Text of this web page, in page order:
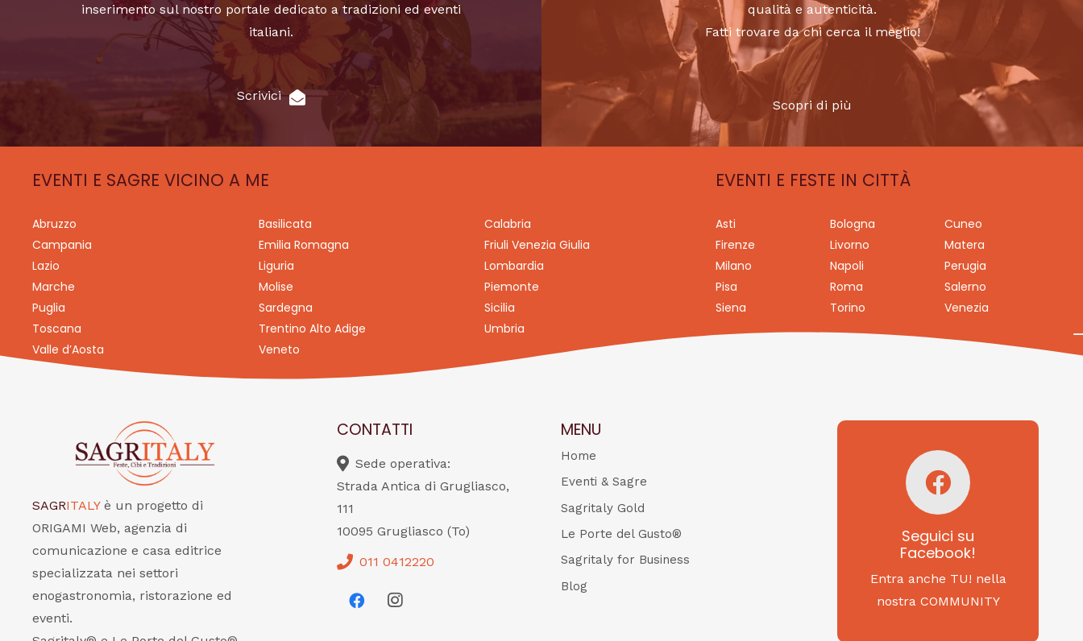
inserimento sul nostro portale dedicato a tradizioni ed eventi
italiani.
Scrivici
qualità e autenticità.
Fatti trovare da chi cerca il meglio!
Scopri di più
EVENTI E SAGRE VICINO A ME
Abruzzo Basilicata
Calabria
Campania
Emilia Romagna
Friuli Venezia Giulia
Lazio
Liguria
Lombardia
Marche
Molise
Piemonte
Puglia
Sardegna
Sicilia
Toscana
Trentino Alto Adige
Umbria
Valle d’Aosta
Veneto
EVENTI E FESTE IN CITTÀ
Asti Bologna
Cuneo
Firenze
Livorno
Matera
Milano
Napoli
Perugia
Pisa
Roma
Salerno
Siena
Torino Venezia
SAGRITALY è un progetto di
ORIGAMI Web, agenzia di
comunicazione e casa editrice
specializzata nei settori
enogastronomia, ristorazione ed
eventi.
CONTATTI
Sede operativa:
Strada Antica di Grugliasco,
111
10095 Grugliasco (To)
011 0412220
MENU
Home
Eventi & Sagre
Sagritaly Gold
Le Porte del Gusto®
Sagritaly for Business
Blog
Seguici su
Facebook!
Entra anche TU! nella
nostra COMMUNITY
Seguici su
Facebook!
SAGRITALY
Feste, cibi e tradizioni
da Nord a Sud...